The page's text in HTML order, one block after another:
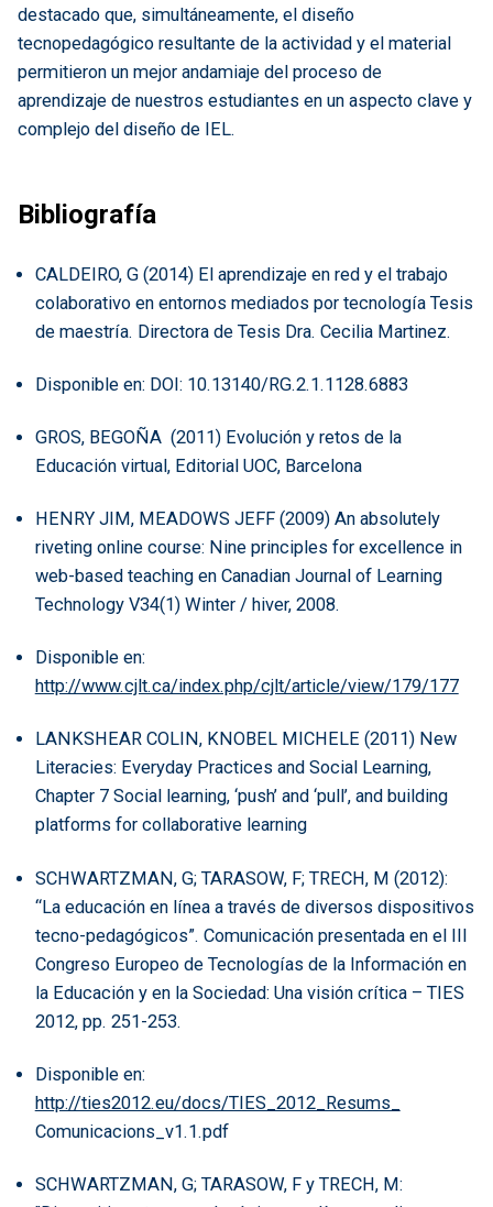
destacado que, simultáneamente, el diseño
tecnopedagógico resultante de la actividad y el material
permitieron un mejor andamiaje del proceso de
aprendizaje de nuestros estudiantes en un aspecto clave y
complejo del diseño de IEL.
Bibliografía
CALDEIRO, G (2014) El aprendizaje en red y el trabajo
colaborativo en entornos mediados por tecnología Tesis
de maestría. Directora de Tesis Dra. Cecilia Martinez.
Disponible en: DOI: 10.13140/RG.2.1.1128.6883
GROS, BEGOÑA (2011) Evolución y retos de la
Educación virtual, Editorial UOC, Barcelona
HENRY JIM, MEADOWS JEFF (2009) An absolutely
riveting online course: Nine principles for excellence in
web-based teaching en Canadian Journal of Learning
Technology V34(1) Winter / hiver, 2008.
Disponible en:
http://www.cjlt.ca/index.php/cjlt/article/view/179/177
LANKSHEAR COLIN, KNOBEL MICHELE (2011) New
Literacies: Everyday Practices and Social Learning,
Chapter 7 Social learning, ‘push’ and ‘pull’, and building
platforms for collaborative learning
SCHWARTZMAN, G; TARASOW, F; TRECH, M (2012):
“La educación en línea a través de diversos dispositivos
tecno-pedagógicos”. Comunicación presentada en el III
Congreso Europeo de Tecnologías de la Información en
la Educación y en la Sociedad: Una visión crítica – TIES
2012, pp. 251-253.
Disponible en:
http://ties2012.eu/docs/TIES_2012_Resums_
Comunicacions_v1.1.pdf
SCHWARTZMAN, G; TARASOW, F y TRECH, M: